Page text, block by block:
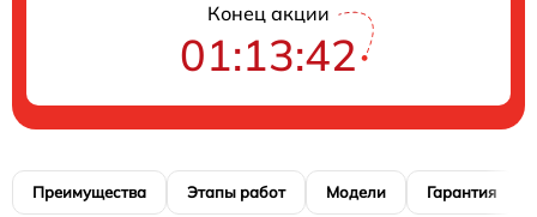
Конец акции
01:13:41
Преимущества Этапы работ Модели Гарантия